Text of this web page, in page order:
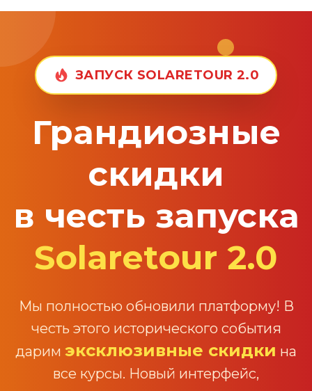
ЗАПУСК SOLARETOUR 2.0
Грандиозные
скидки
в честь запуска
Solaretour 2.0
Мы полностью обновили платформу! В
честь этого исторического события
дарим эксклюзивные скидки на
все курсы. Новый интерфейс,